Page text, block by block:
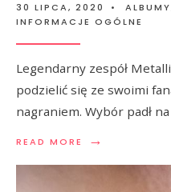
30 LIPCA, 2020 • ALBUMY
INFORMACJE OGÓLNE
Legendarny zespół
podzielić się ze swoimi
nagraniem. Wybór padł
READ MORE →